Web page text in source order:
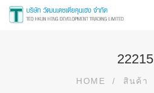
22215
HOME / สินค้า